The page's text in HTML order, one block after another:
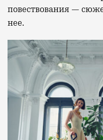
повествования —
нее.